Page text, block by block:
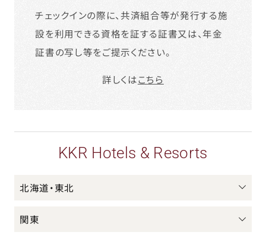
チェックインの際に、共済組合等が発行する施
設を利用できる資格を証する証書又は、年金
証書の写し等をご提示ください。
詳しくはこちら
KKR Hotels & Resorts
北海道・東北
関東